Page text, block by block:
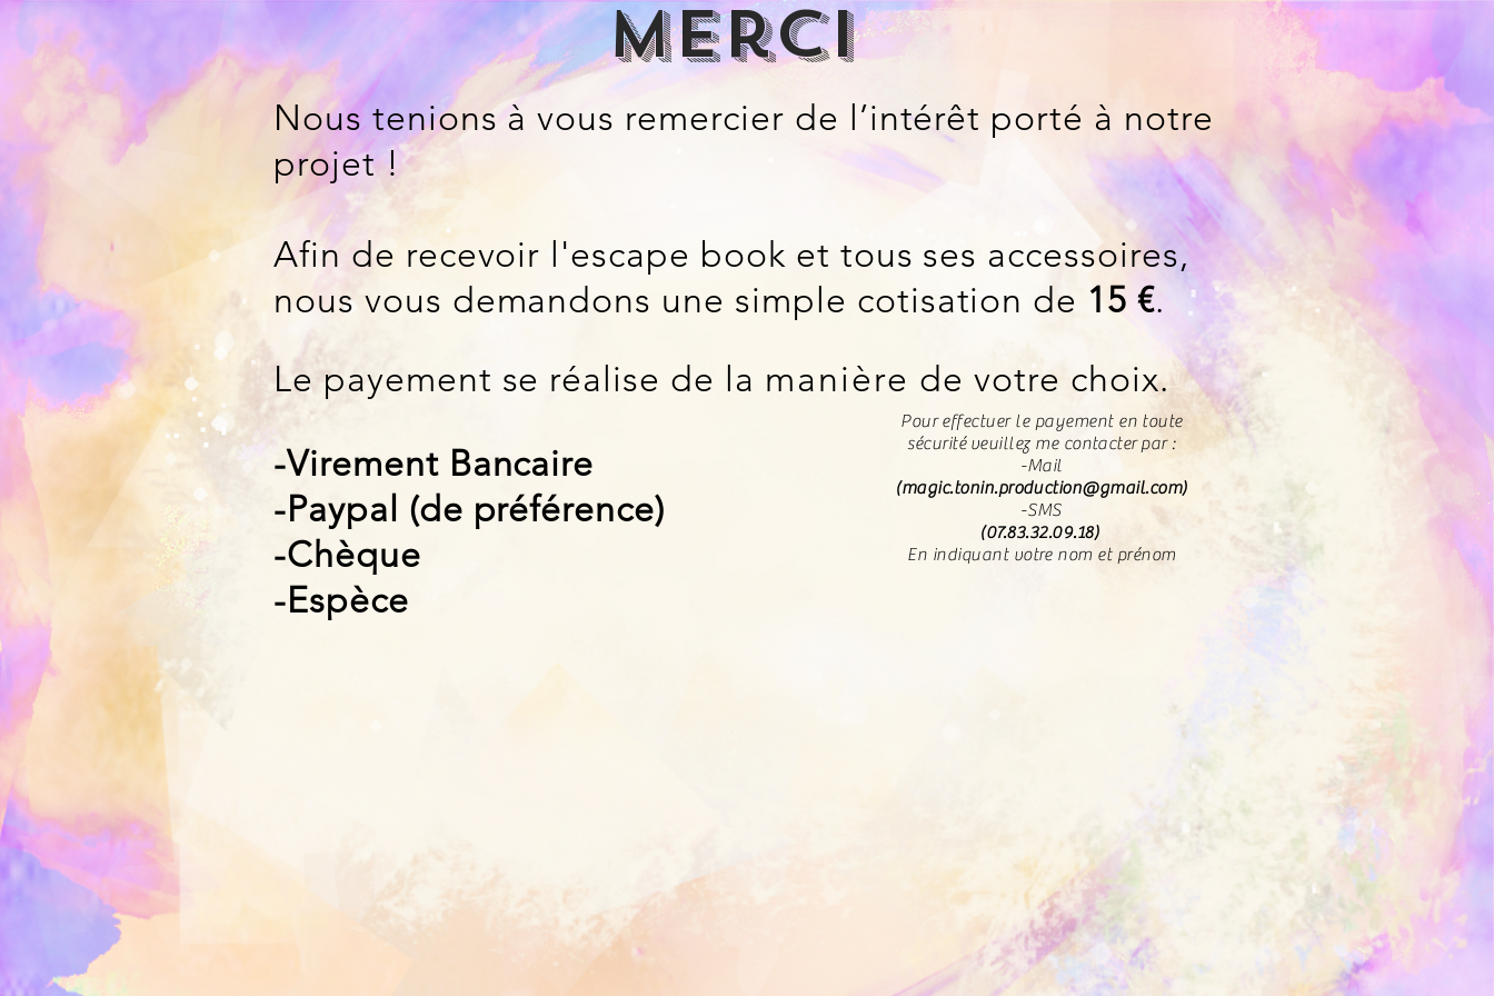
merci
Nous tenions à vous remercier de l’intérêt porté à notre
projet !
Afin de recevoir l'escape book et tous ses accessoires,
nous vous demandons une simple cotisation de 15 €.
Le payement se réalise de la manière de votre choix.
-Virement Bancaire
-Paypal (de préférence)
-Chèque
-Espèce
Pour effectuer le payement en toute
sécuritéveuillez me contacter par :
-Mail
(magic.tonin.production@gmail.com)
-SMS
(07.83.32.09.18)
En indiquant votre nom et prénom